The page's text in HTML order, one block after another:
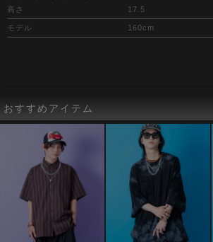
高さ
17.5
モデル 160cm
おすすめアイテム